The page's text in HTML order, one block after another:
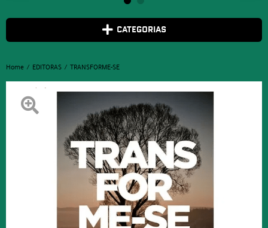
CATEGORIAS
Home EDITORAS TRANSFORME-SE